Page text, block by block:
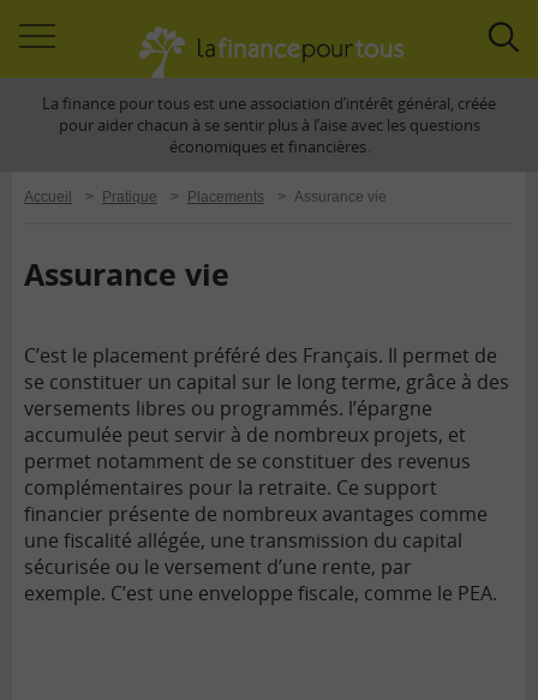
àLa finance pour tous est une association d’intérêt général, créée
pour aider chacun à se sentir plus à l’aise avec les questions
économiques et financières.
Accueil > Pratique > Placements > Assurance vie
Assurance vie
C’est le placement préféré des Français. Il permet de
se constituer un capital sur le long terme, grâce à des
versements libres ou programmés. l’épargne
accumulée peut servir à de nombreux projets, et
permet notamment de se constituer des revenus
complémentaires pour la retraite. Ce support
financier présente de nombreux avantages comme
une fiscalité allégée, une transmission du capital
sécurisée ou le versement d’une rente, par
exemple. C’est une enveloppe fiscale, comme le PEA.